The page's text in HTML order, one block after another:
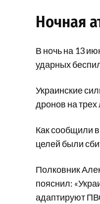
Ночная
В ночь на 13
ударных
Украинские
дронов на
Как сообщили
целей были
Полковник
пояснил:
адаптируют